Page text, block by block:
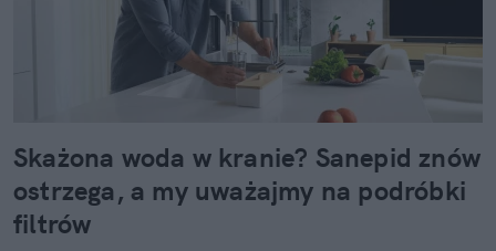
Skażona woda w kranie? Sanepid znów
ostrzega, a my uważajmy na podróbki
filtrów